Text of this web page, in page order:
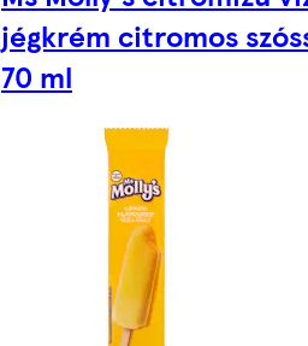
jégkrém citromos
70 ml